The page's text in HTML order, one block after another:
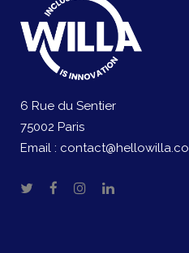
6 Rue du Sentier
75002 Paris
Email : contact@hellowilla.co